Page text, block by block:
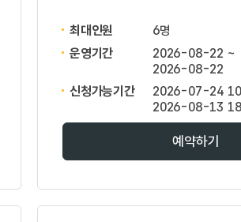
최대인원
6명
운영기간
2026-08-22 ~
2026-08-22
신청가능기간
2026-07-24
2026-08-13
예약하기